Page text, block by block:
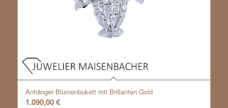
Anhänger Blumenbukett mit Brillanten Gold
1.090,00€